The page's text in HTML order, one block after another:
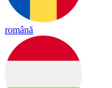
română